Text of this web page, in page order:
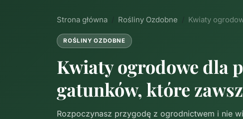
Strona główna Rośliny Ozdobne Kwiaty
ROŚLINY OZDOBNE
Kwiaty ogrodowe dla
gatunków, które
Rozpoczynasz przygodę z ogrodnictwem i nie